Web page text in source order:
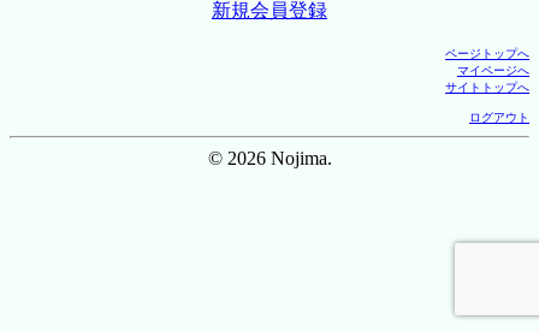
新規会員登録
ページトップへ
マイページへ
サイトトップへ
ログアウト
© 2026 Nojima.